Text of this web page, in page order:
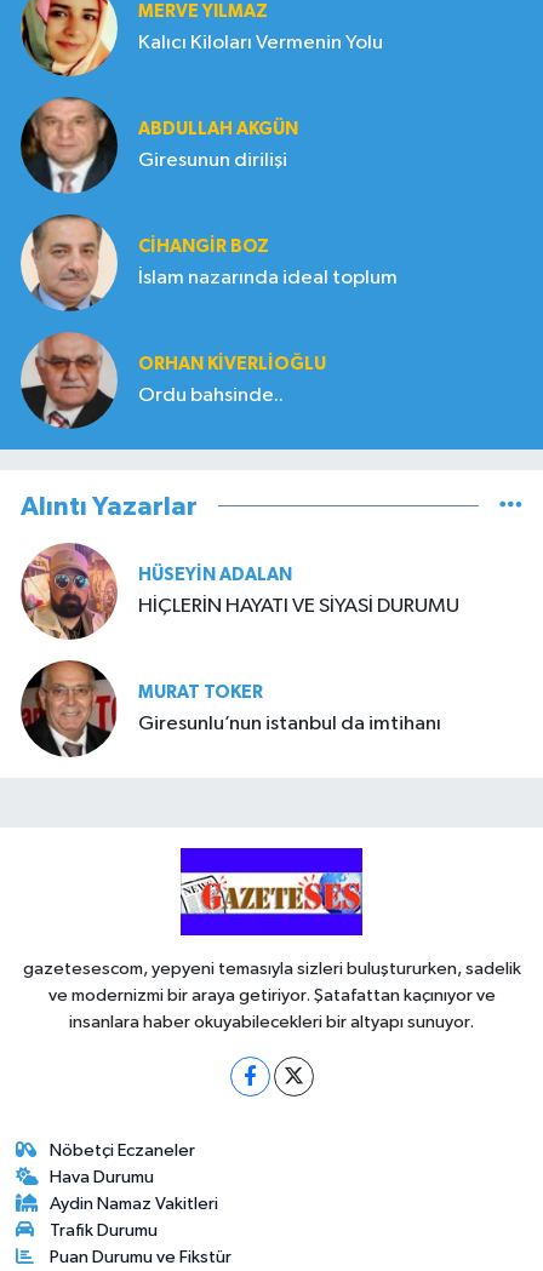
MERVE YILMAZ
Kalıcı Kiloları Vermenin Yolu
ABDULLAH AKGÜN
Giresunun dirilişi
CIHANGIR BOZ
İslam nazarında ideal toplum
ORHAN KIVERLIOĞLU
Ordu bahsinde..
Alıntı Yazarlar
HÜSEYIN ADALAN
HİÇLERİN HAYATI VE SİYASİ DURUMU
MURAT TOKER
Giresunlu’nun istanbul da imtihanı
gazetesescom, yepyeni temasıyla sizleri buluştururken, sadelik
ve modernizmi bir araya getiriyor. Şatafattan kaçınıyor ve
insanlara haber okuyabilecekleri bir altyapı sunuyor.
Nöbetçi Eczaneler
Hava Durumu
Aydin Namaz Vakitleri
Trafik Durumu
Puan Durumu ve Fikstür